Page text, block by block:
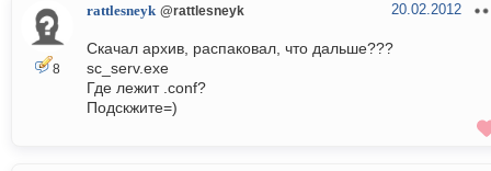
8
rattlesneyk @rattlesneyk 20.02.2012
Скачал архив, распаковал, что дальше???
sc_serv.exe
Где лежит .conf?
Подскжите=)